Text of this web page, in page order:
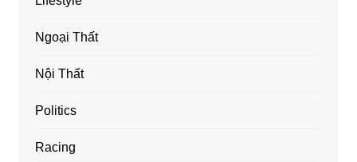
Ngoại Thất
Nội Thất
Politics
Racing